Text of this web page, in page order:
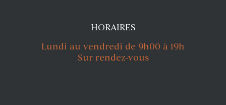
HORAIRES
Lundi au vendredi de 9h00 à 19h
Sur rendez-vous